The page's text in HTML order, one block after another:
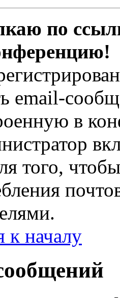
по
email-
в
того,
к началу